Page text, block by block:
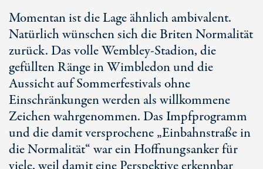
Momentan ist die Lage ähnlich ambivalent.
Natürlich wünschen sich die Briten Normalität
zurück. Das volle Wembley-Stadion, die
gefüllten Ränge in Wimbledon und die
Aussicht auf Sommerfestivals ohne
Einschränkungen werden als willkommene
Zeichen wahrgenommen. Das Impfprogramm
und die damit versprochene „Einbahnstraße in
die Normalität“ war ein Hoffnungsanker für